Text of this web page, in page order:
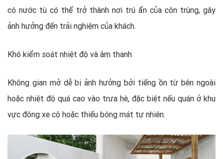
có nước tù có thể trở thành nơi trú ẩn của côn trùng, gây
ảnh hưởng đến trải nghiệm của khách.
Khó kiểm soát nhiệt độ và âm thanh
Không gian mở dễ bị ảnh hưởng bởi tiếng ồn từ bên ngoài
hoặc nhiệt độ quá cao vào trưa hè, đặc biệt nếu quán ở khu
vực đông xe cộ hoặc thiếu bóng mát tự nhiên.